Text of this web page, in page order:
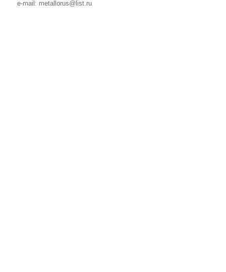
e-mail: metallorus@list.ru